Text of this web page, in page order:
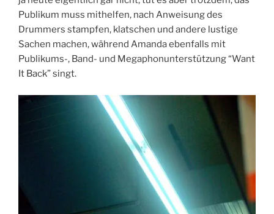
Publikum muss mithelfen, nach Anweisung des
Drummers stampfen, klatschen und andere lustige
Sachen machen, während Amanda ebenfalls mit
Publikums-, Band- und Megaphonunterstützung “Want
It Back” singt.